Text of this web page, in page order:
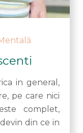
in general,
pe care nici
complet,
din ce in